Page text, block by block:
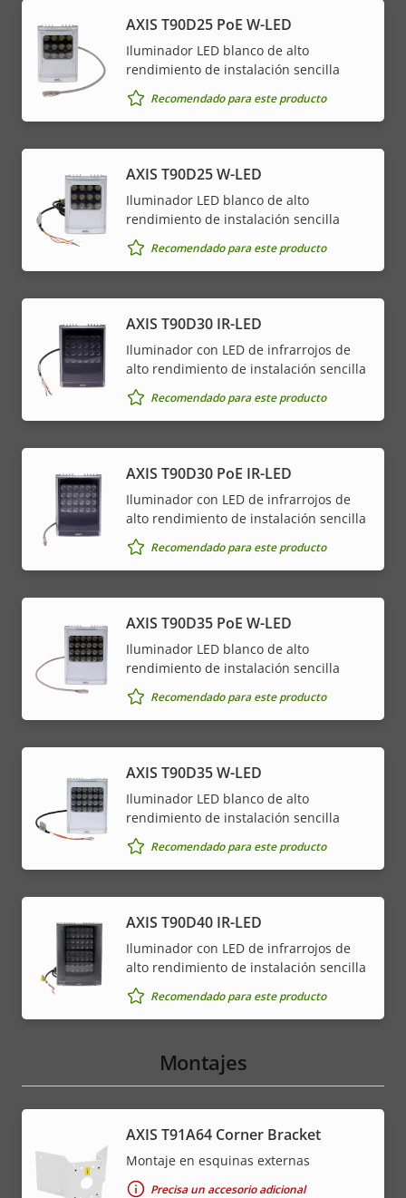
AXIS T90D25 PoE W-LED
Iluminador LED blanco de alto
rendimiento de instalación sencilla
Recomendado para este producto
AXIS T90D25 W-LED
Iluminador LED blanco de alto
rendimiento de instalación sencilla
Recomendado para este producto
AXIS T90D30 IR-LED
Iluminador con LED de infrarrojos de
alto rendimiento de instalación sencilla
Recomendado para este producto
AXIS T90D30 PoE IR-LED
Iluminador con LED de infrarrojos de
alto rendimiento de instalación sencilla
Recomendado para este producto
AXIS T90D35 PoE W-LED
Iluminador LED blanco de alto
rendimiento de instalación sencilla
Recomendado para este producto
AXIS T90D35 W-LED
Iluminador LED blanco de alto
rendimiento de instalación sencilla
Recomendado para este producto
AXIS T90D40 IR-LED
Iluminador con LED de infrarrojos de
alto rendimiento de instalación sencilla
Recomendado para este producto
Montajes
AXIS T91A64 Corner Bracket
Montaje en esquinas externas
Precisa un accesorio adicional